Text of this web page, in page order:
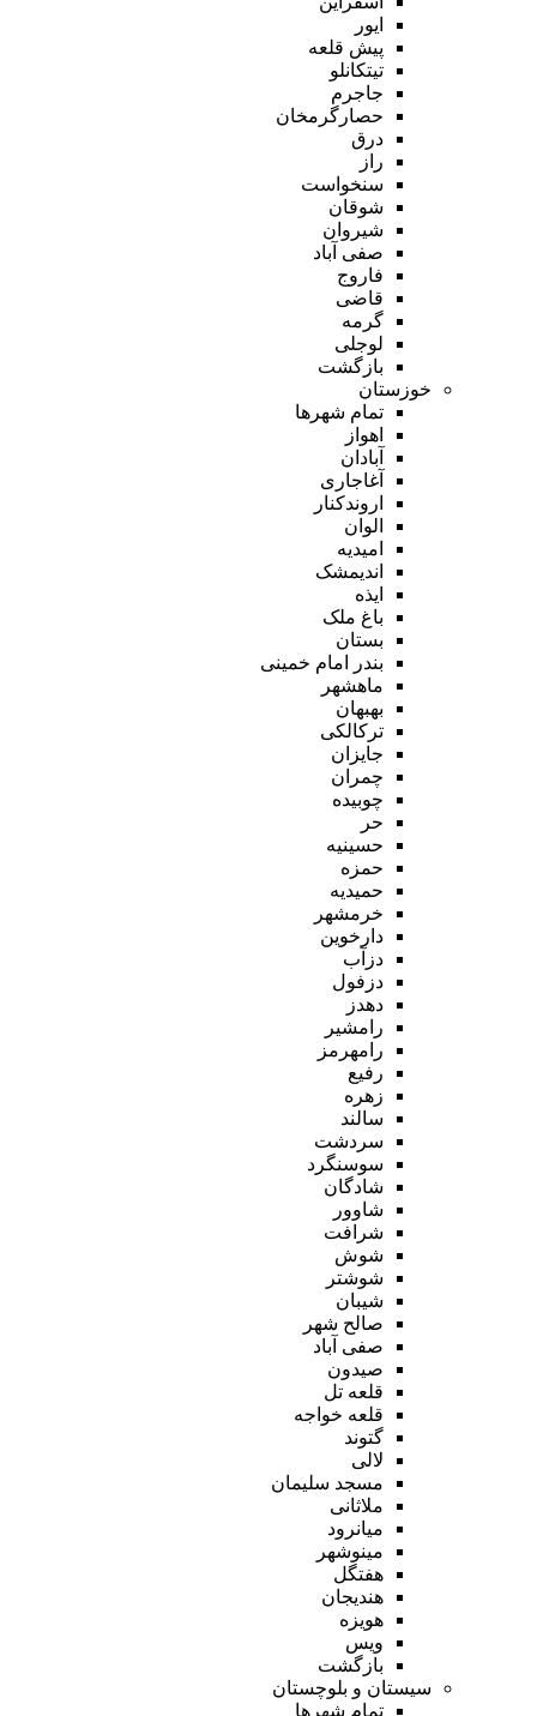
ایور
پیش قلعه
تیتکانلو
جاجرم
حصارگرمخان
درق
راز
سنخواست
شوقان
شیروان
صفی آباد
فاروج
قاضی
گرمه
لوجلی
بازگشت
خوزستان
تمام شهر‌ها
اهواز
آبادان
آغاجاری
اروندکنار
الوان
امیدیه
اندیمشک
ایذه
باغ ملک
بستان
بندر امام خمینی
ماهشهر
بهبهان
ترکالکی
جایزان
چمران
چوبیده
حر
حسینیه
حمزه
حمیدیه
خرمشهر
دارخوین
دزآب
دزفول
دهدز
رامشیر
رامهرمز
رفیع
زهره
سالند
سردشت
سوسنگرد
شادگان
شاوور
شرافت
شوش
شوشتر
شیبان
صالح شهر
صفی آباد
صیدون
قلعه تل
قلعه خواجه
گتوند
لالی
مسجد سلیمان
ملاثانی
میانرود
مینوشهر
هفتگل
هندیجان
هویزه
ویس
بازگشت
سیستان و بلوچستان
تمام شهر‌ها